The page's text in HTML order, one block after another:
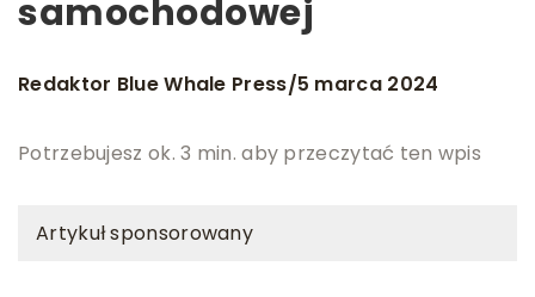
samochodowej
Redaktor Blue Whale Press/5 marca 2024
Potrzebujesz ok. 3 min. aby przeczytać ten wpis
Artykuł sponsorowany